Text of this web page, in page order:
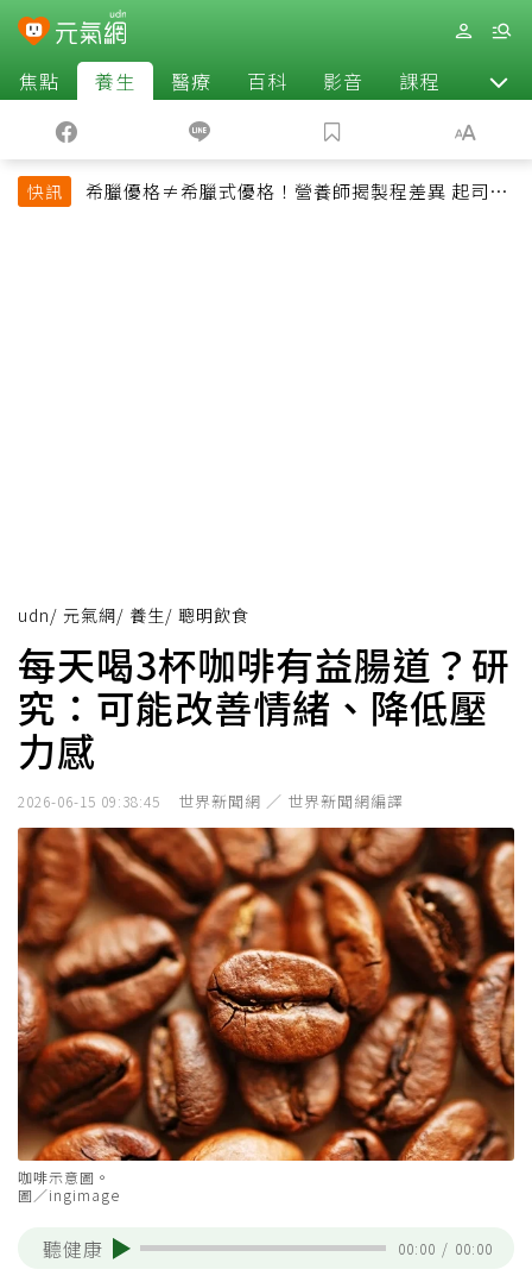
焦點 養生 醫療 百科 影音 課程 退休
快訊
希臘優格≠希臘式優格！營養師揭製程差異 起司片
udn/ 元氣網/ 養生/ 聰明飲食
每天喝3杯咖啡有益腸道？研
究：可能改善情緒、降低壓
力感
2026-06-15 09:38:45 世界新聞網 ／ 世界新聞網編譯
咖啡示意圖。
圖／ingimage
聽健康 00:00 / 00:00